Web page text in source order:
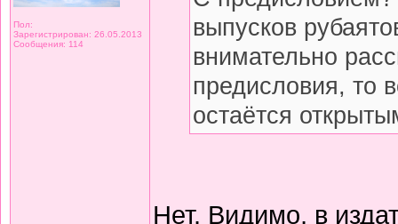
Пол:
Зарегистрирован: 26.05.2013
Сообщения: 114
выпусков
внимательно
предисловия, то
остаётся
Нет. Видимо, в